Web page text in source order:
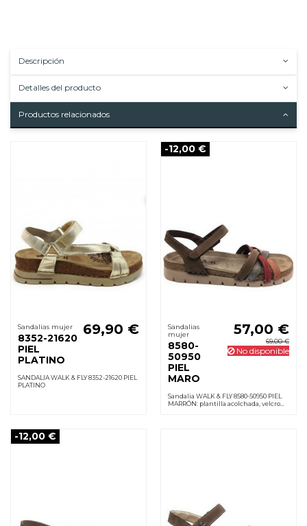
Descripción
Detalles del producto
Productos relacionados
Sandalias mujer
8352-21620
PIEL
PLATINO
69,90 €
SANDALIA WALK & FLY 8352-21620 PIEL
PLATINO
-12,00 €
Sandalias
mujer
8580-
50950
PIEL
MARO
57,00 €
69,00 €
No disponible
Sandalia WALK & FLY 8580-50950 PIEL
MARRÓN: plantilla acolchada, velcro
-12,00 €